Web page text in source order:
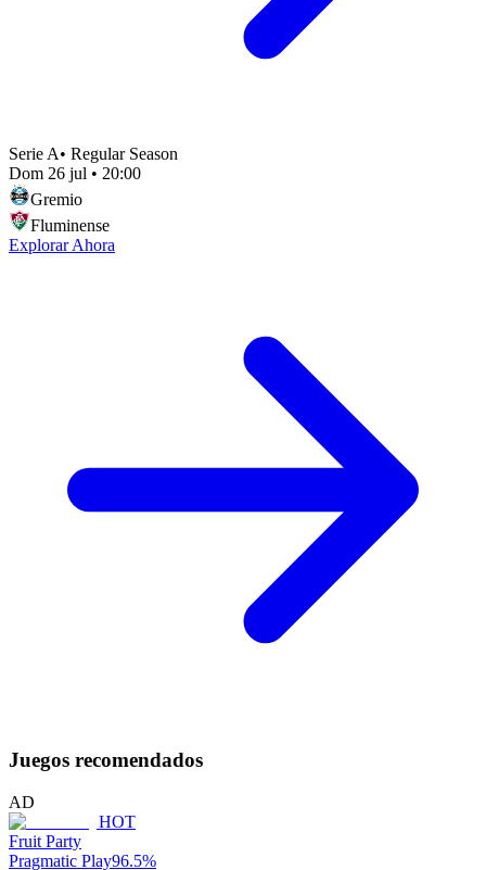
Serie A• Regular Season
Dom 26 jul • 20:00
Gremio
Fluminense
Explorar Ahora
Juegos recomendados
AD
HOT
Fruit Party
Pragmatic Play96.5%